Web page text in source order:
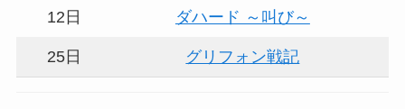
12日 ダハード ～叫び～
25日 グリフォン戦記